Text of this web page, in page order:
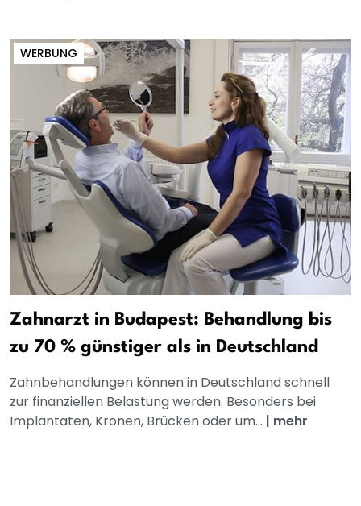
WERBUNG
Zahnarzt in Budapest: Behandlung bis
zu 70 % günstiger als in Deutschland
Zahnbehandlungen können in Deutschland schnell
zur finanziellen Belastung werden. Besonders bei
Implantaten, Kronen, Brücken oder um... | mehr